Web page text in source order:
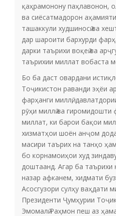
қаҳрамонону паҳлавонон,
ва сиёсатмадорон
ташаккули худшиносӣ ва
дар шароити бархурди
дарки таърихи воқеӣ ва
таърихии миллат вобаста
Бо ба даст овардани
Тоҷикистон раванди эҳёи
фарҳанги миллӣ,
рӯҳи миллӣ ва
миллат, ки барои бақои
хизматҳои шоён анҷом
масири таърих на танҳо
бо корнамоиҳои худ
доштаанд. Агар ба таърихи
назар афканем, хидмати
Асосгузори сулҳу ваҳдати
Президенти Ҷумҳурии
Эмомалӣ Раҳмон пеш аз